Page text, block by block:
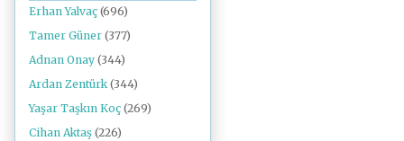
Erhan Yalvaç (696)
Tamer Güner (377)
Adnan Onay (344)
Ardan Zentürk (344)
Yaşar Taşkın Koç (269)
Cihan Aktaş (226)